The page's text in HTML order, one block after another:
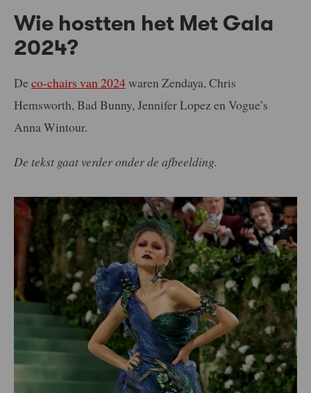
Wie hostten het Met Gala
2024?
De co-chairs van 2024waren Zendaya, Chris
Hemsworth, Bad Bunny, Jennifer Lopez en Vogue’s
Anna Wintour.
De tekst gaat verder onder de afbeelding.